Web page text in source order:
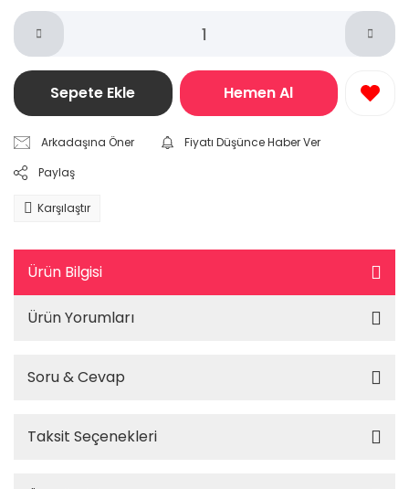
Sepete Ekle Hemen Al
Arkadaşına Öner
Fiyatı Düşünce Haber Ver
Paylaş
Karşılaştır
Ürün Bilgisi
Ürün Yorumları
Soru & Cevap
Taksit Seçenekleri